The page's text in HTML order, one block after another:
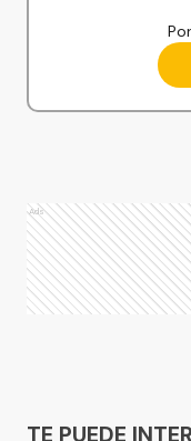
Ads
TE PUEDE